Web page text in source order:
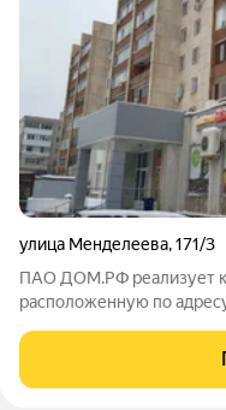
улица Менделеева,171/3
ПАО ДОМ.РФ реализует
расположенную по
(юридическое лицо).
недвижимости: